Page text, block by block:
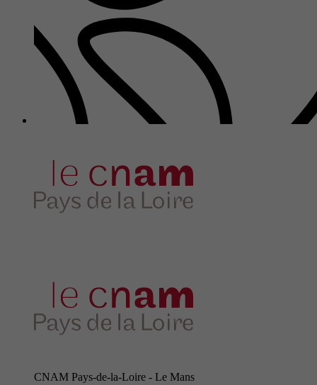
CNAM Pays-de-la-Loire - Le Mans